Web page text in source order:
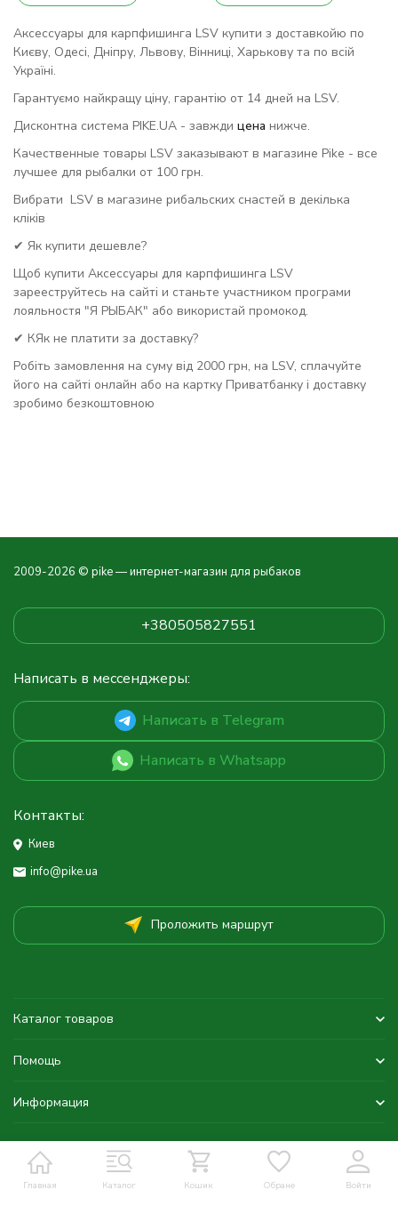
Аксессуары для карпфишинга LSV купити з доставкойю по
Києву, Одесі, Дніпру, Львову, Вінниці, Харькову та по всій
Україні.
Гарантуємо найкращу ціну, гарантію от 14 дней на LSV.
Дисконтна система PIKE.UA - завжди цена нижче.
Качественные товары LSV заказывают в магазине Pike - все
лучшее для рыбалки от 100 грн.
Вибрати LSV в магазине рибальских снастей в декілька
кліків
✔ Як купити дешевле?
Щоб купити Аксессуары для карпфишинга LSV
зарееструйтесь на сайті и станьте участником програми
лояльностя "Я РЫБАК" або використай промокод.
✔ КЯк не платити за доставку?
Робіть замовлення на суму від 2000 грн, на LSV, сплачуйте
його на сайті онлайн або на картку Приватбанку і доставку
зробимо безкоштовною
Главная Каталог Кошик Обране Войти
2009-2026 © pike — интернет-магазин для рыбаков
+380505827551
Написать в мессенджеры:
Написать в Telegram
Написать в Whatsapp
Контакты:
Киев
info@pike.ua
Проложить маршрут
Каталог товаров
Помощь
Информация